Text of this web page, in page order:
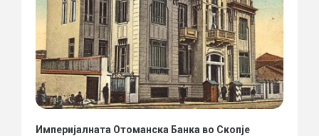
Империјалната Отоманска Банка во Скопје